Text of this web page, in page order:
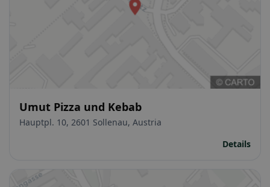
Umut Pizza und Kebab
Hauptpl. 10, 2601 Sollenau, Austria
Details